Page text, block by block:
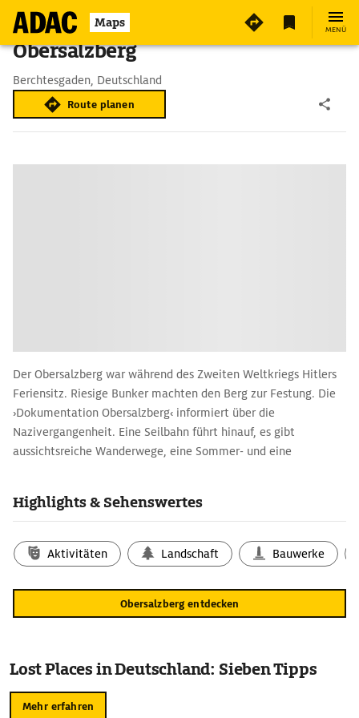
Maps MENÜ
Obersalzberg
Berchtesgaden, Deutschland
Route planen
Der Obersalzberg war während des Zweiten Weltkriegs Hitlers
Feriensitz. Riesige Bunker machten den Berg zur Festung. Die
›Dokumenta­tion Obersalzberg‹ informiert über die
Nazivergangenheit. Eine Seilbahn führt hinauf, es gibt
aussichtsreiche Wanderwege, eine Sommer- und eine
Highlights & Sehenswertes
Aktivitäten Landschaft Bauwerke
Obersalzberg entdecken
Lost Places in Deutschland: Sieben Tipps
Mehr erfahren